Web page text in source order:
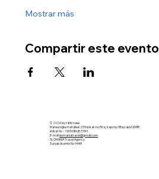
Mostrar más
Compartir este evento
© 2026 by tatilcruise
Mansuroğlu mahallesi 259 sokak no:56 iç kapı no:1 Bayraklı/İZMİR
İrtibat No - +905386873191
E-mailslomaniatravel@gmail.com
SLOMANIA Travel Agency
Tursab Acente No 9449